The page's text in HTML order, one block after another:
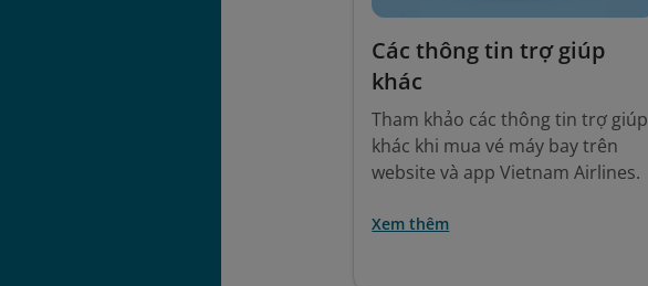
Các thông tin trợ giúp
khác
Tham khảo các thông tin trợ giúp
khác khi mua vé máy bay trên
website và app Vietnam Airlines.
Xem thêm